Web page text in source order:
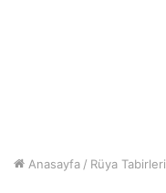
Anasayfa / Rüya Tabirleri